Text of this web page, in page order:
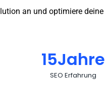
an und optimiere deine
SEO Erfahrung
15Jahre